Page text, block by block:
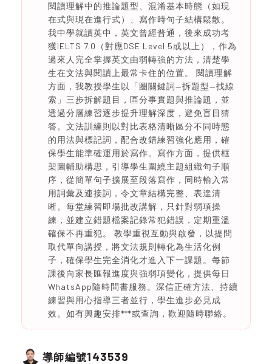
閱讀理解中的推論題型、混淆基本時態（如現
在式與現在進行式）、寫作時句子結構鬆散。
我中學就讀英中，英文曾經普通，後來成功考
獲IELTS 7.0（對應DSE Level 5或以上），作為
過來人完全掌握英文由弱轉強的方法，清楚學
生在文法與閱讀上最常卡住的位置。 閱讀理解
方面，我教授學生以「圈關鍵詞—拆題型—找線
索」三步拆解題目，區分事實題與推論題，並
透過分層練習逐步提升理解深度，避免盲目猜
答。文法訓練則以對比表格清晰區分不同時態
的用法與標記詞，配合改錯練習強化應用，確
保學生能準確運用於寫作。寫作方面，提供框
架圖輔助構思，引導學生圍繞主題組織句子順
序，從簡單句子擴展至段落寫作，同時輸入常
用詞彙及連接詞，令文章結構完整、表達清
晰。每堂練習即場批改講解，只針對弱項操
練，並建立錯題檔案記錄常犯錯誤，定期重溫
確保不再重犯。 教學重視互動與啟發，以提問
取代單向講授，將文法規則轉化為生活化例
子，確保學生完全消化才進入下一課題。每節
課後向家長匯報進度與強弱項變化，提供每日
WhatsApp隨時問書服務。深信正確方法、持續
練習與用心指導三者並行，學生進步必見成
效。如有興趣安排***或查詢，歡迎隨時聯絡。
導師編號143539